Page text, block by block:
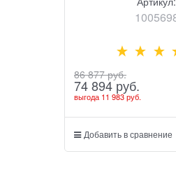
86 877 руб.
74 894 руб.
выгода 11 983 руб.
Добавить в сравнение